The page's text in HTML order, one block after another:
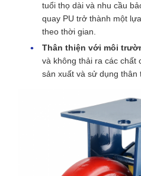
tuổi thọ dài và nhu cầu
quay PU trở thành một
theo thời gian.
Thân thiện với môi
và không thải ra các chất
sản xuất và sử dụng thân